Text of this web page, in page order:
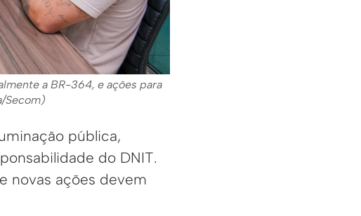
a BR-364, e ações para
Secom)
pública,
do DNIT.
novas ações devem